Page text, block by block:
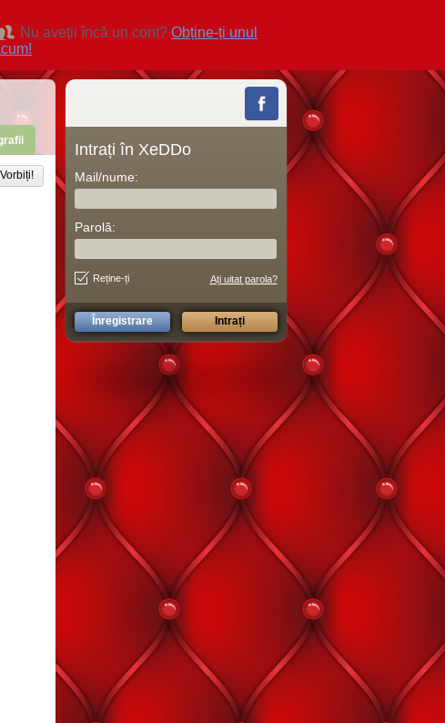
Nu aveții încă un cont? Obține-ți unul
Vorbiți!
Intrați în XeDDo
Mail/nume:
Parolă:
Reține-ți Ați uitat parola?